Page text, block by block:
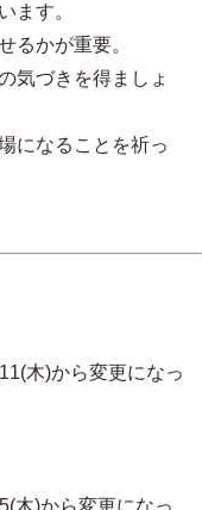
ます。
るかが重要。
気づきを得ましょ
になることを祈っ
ら変更になっ
ら変更になっ